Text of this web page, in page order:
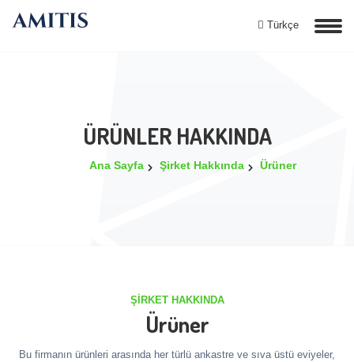
Türkçe
ÜRÜNLER HAKKINDA
Ana Sayfa Şirket Hakkında Ürüner
ŞIRKET HAKKINDA
Ürüner
Bu firmanın ürünleri arasında her türlü ankastre ve sıva üstü eviyeler,